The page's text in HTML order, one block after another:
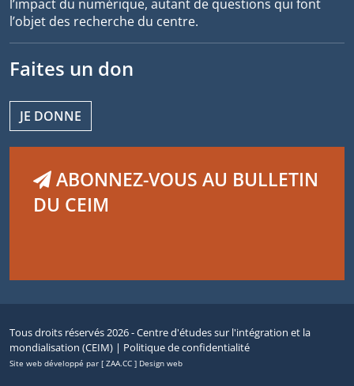
l’impact du numérique, autant de questions qui font
l’objet des recherche du centre.
Faites un don
JE DONNE
ABONNEZ-VOUS AU BULLETIN
DU CEIM
Tous droits réservés 2026 - Centre d'études sur l'intégration et la
mondialisation (CEIM) | Politique de confidentialité
Site web développé par [ ZAA.CC ] Design web